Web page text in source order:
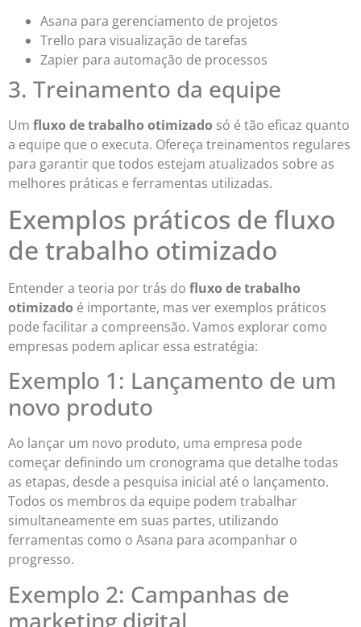
Asana para gerenciamento de projetos
Trello para visualização de tarefas
Zapier para automação de processos
3. Treinamento da equipe
Um fluxo de trabalho otimizado só é tão eficaz quanto
a equipe que o executa. Ofereça treinamentos regulares
para garantir que todos estejam atualizados sobre as
melhores práticas e ferramentas utilizadas.
Exemplos práticos de fluxo
de trabalho otimizado
Entender a teoria por trás do fluxo de trabalho
otimizado é importante, mas ver exemplos práticos
pode facilitar a compreensão. Vamos explorar como
empresas podem aplicar essa estratégia:
Exemplo 1: Lançamento de um
novo produto
Ao lançar um novo produto, uma empresa pode
começar definindo um cronograma que detalhe todas
as etapas, desde a pesquisa inicial até o lançamento.
Todos os membros da equipe podem trabalhar
simultaneamente em suas partes, utilizando
ferramentas como o Asana para acompanhar o
progresso.
Exemplo 2: Campanhas de
marketing digital